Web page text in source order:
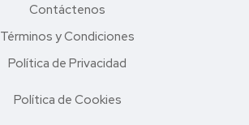
Contáctenos
Términos y Condiciones
Política de Privacidad
Política de Cookies